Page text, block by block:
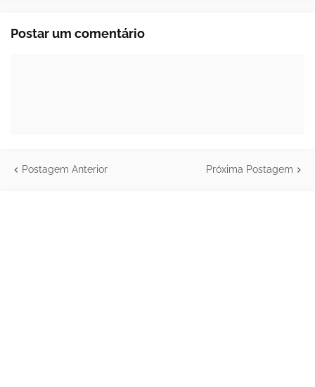
Postar um comentário
Postagem Anterior Próxima Postagem